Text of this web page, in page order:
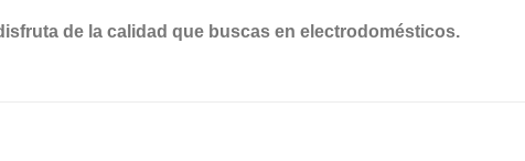
de la calidad que buscas en electrodomésticos.